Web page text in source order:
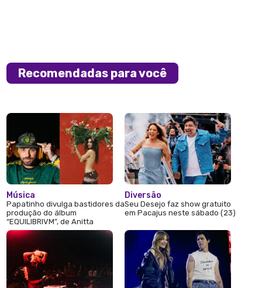
Recomendadas para você
Música
Papatinho divulga bastidores da
produção do álbum
“EQUILIBRIVM”, de Anitta
Diversão
Seu Desejo faz show gratuito
em Pacajus neste sábado (23)